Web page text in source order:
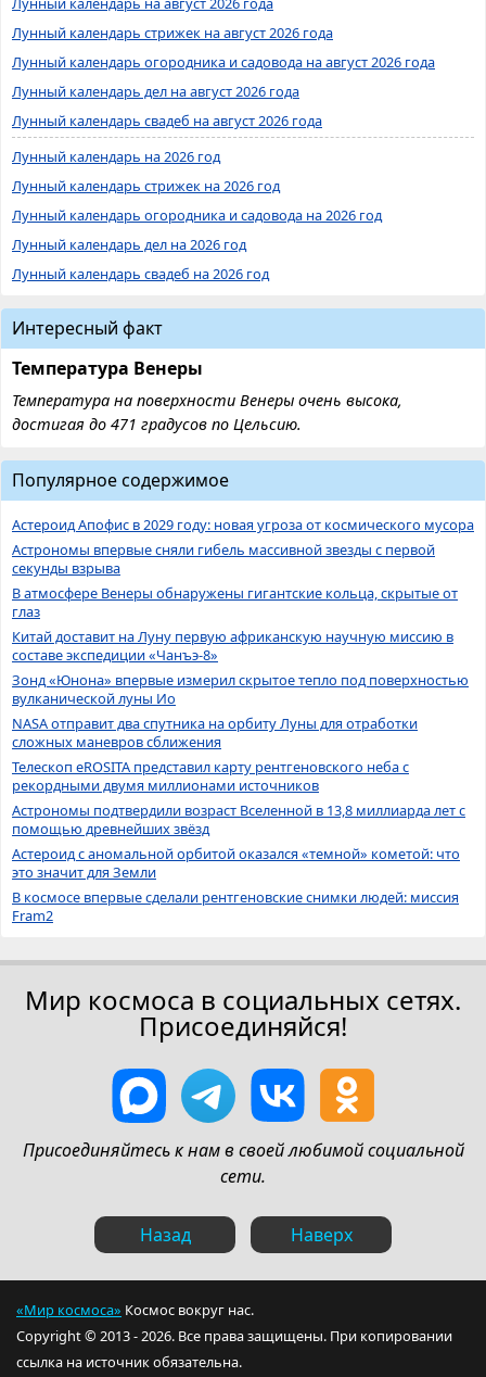
Лунный календарь стрижек на август 2026 года
Лунный календарь огородника и садовода на август 2026 года
Лунный календарь дел на август 2026 года
Лунный календарь свадеб на август 2026 года
Лунный календарь на 2026 год
Лунный календарь стрижек на 2026 год
Лунный календарь огородника и садовода на 2026 год
Лунный календарь дел на 2026 год
Лунный календарь свадеб на 2026 год
Интересный факт
Температура Венеры
Температура на поверхности Венеры очень высока,
достигая до 471 градусов по Цельсию.
Популярное содержимое
Астероид Апофис в 2029 году: новая угроза от космического мусора
Астрономы впервые сняли гибель массивной звезды с первой
секунды взрыва
В атмосфере Венеры обнаружены гигантские кольца, скрытые от
глаз
Китай доставит на Луну первую африканскую научную миссию в
составе экспедиции «Чанъэ-8»
Зонд «Юнона» впервые измерил скрытое тепло под поверхностью
вулканической луны Ио
NASA отправит два спутника на орбиту Луны для отработки
сложных маневров сближения
Телескоп eROSITA представил карту рентгеновского неба с
рекордными двумя миллионами источников
Астрономы подтвердили возраст Вселенной в 13,8 миллиарда лет с
помощью древнейших звёзд
Астероид с аномальной орбитой оказался «темной» кометой: что
это значит для Земли
В космосе впервые сделали рентгеновские снимки людей: миссия
Fram2
Мир космоса в социальных сетях.
Присоединяйся!
Присоединяйтесь к нам в своей любимой социальной
сети.
Назад Наверх
«Мир космоса» Космос вокруг нас.
Copyright © 2013 - 2026. Все права защищены. При копировании
ссылка на источник обязательна.